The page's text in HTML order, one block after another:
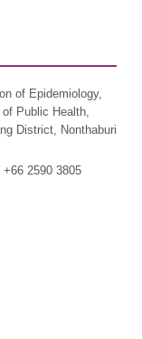
of Epidemiology,
Public Health,
District, Nonthaburi
+66 2590 3805